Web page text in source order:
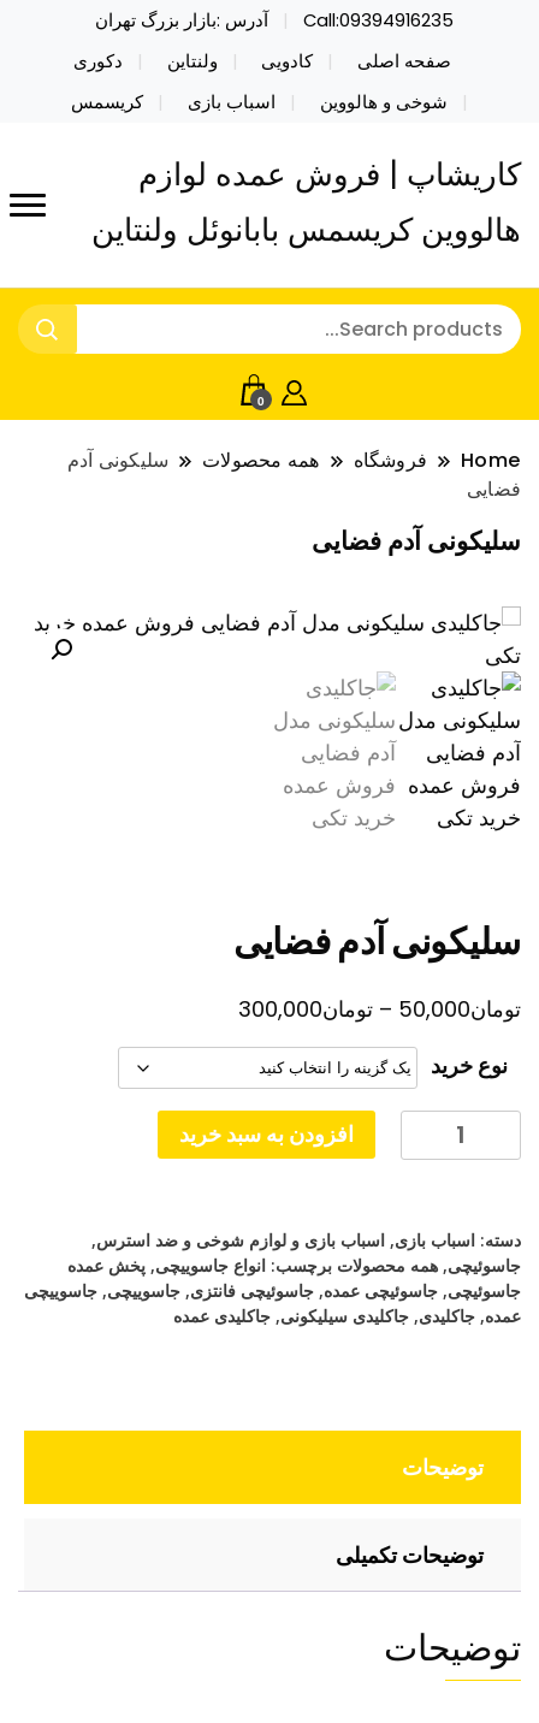
Call:09394916235
آدرس :بازار بزرگ تهران
صفحه اصلی
کادویی ولنتاین
دکوری
شوخی و هالووین
اسباب بازی کریسمس
کاریشاپ | فروش عمده لوازم
هالووین کریسمس بابانوئل ولنتاین
0
Home فروشگاه همه محصولات
سلیکونی آدم
فضایی
سلیکونی آدم فضایی
سلیکونی آدم فضایی
تومان50,000
– تومان300,000
قیمت:
تومان50,000
تا
تومان300,000
نوع خرید
سلیکونی
آدم
افزودن به سبد خرید
دسته: اسباب بازی, اسباب بازی و لوازم شوخی و ضد استرس,
جاسوئیچی, همه محصولات برچسب: انواع جاسوییچی, پخش عمده
جاسوئیچی, جاسوئیچی عمده, جاسوئیچی فانتزی, جاسوییچی, جاسوییچی
عمده, جاکلیدی, جاکلیدی سیلیکونی, جاکلیدی عمده
توضیحات
توضیحات تکمیلی
توضیحات